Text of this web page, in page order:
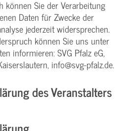
können Sie der Verarbeitung
Daten für Zwecke der
jederzeit widersprechen.
können Sie uns unter
informieren: SVG Pfalz eG,
info@svg-pfalz.de.
des Veranstalters